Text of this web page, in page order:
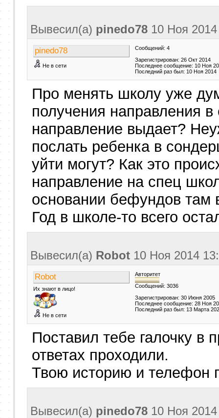
Вывесил(a) pinedo7810 Ноя
pinedo78
Не в сети
Сообщений: 4
Зарегистрирован: 26 Окт 2014
Последнее сообщение: 10 Ноя
Последний раз был: 10 Ноя 2014
Про менять школу уже
получения направления
направление выдает?
послать ребенка в
уйти могут? Как это
направление на спец
основании бефундов там
Год в школе-то всего
Вывесил(a) Robot10 Ноя 2014
Robot
Их знают в лицо!
Не в сети
Авторитет
Сообщений: 3036
Зарегистрирован: 30 Июня 2005
Последнее сообщение: 28 Ноя
Последний раз был: 13 Марта
Поставил тебе галочку
ответах проходили.
Твою историю и телефон
Вывесил(a) pinedo7810 Ноя